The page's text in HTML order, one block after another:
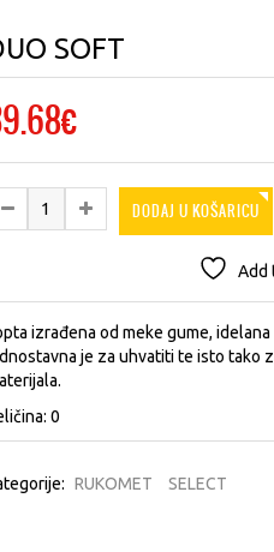
SOFT
€
DODAJ U KOŠARICU
Add
izrađena od meke gume,
je za uhvatiti te isto tako
0
RUKOMET SELECT